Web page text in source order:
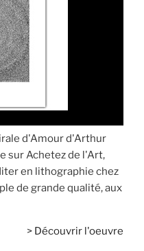
d'Amour d'Arthur
sur Achetez de l'Art,
en lithographie chez
de grande qualité, aux
> Découvrir l'oeuvre